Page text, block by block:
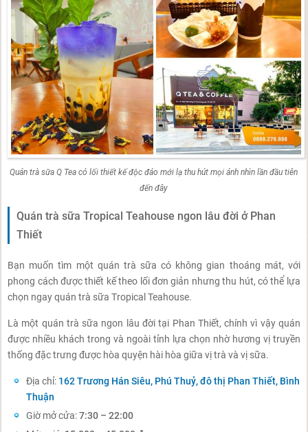
Quán trà sữa Q Tea có lối thiết kế độc đáo mới lạ thu hút mọi ánh nhìn lần đầu tiên
đến đây
Quán trà sữa Tropical Teahouse ngon lâu đời ở Phan
Thiết
Bạn muốn tìm một quán trà sữa có không gian thoáng mát, với
phong cách được thiết kế theo lối đơn giản nhưng thu hút, có thể lựa
chọn ngay quán trà sữa Tropical Teahouse.
Là một quán trà sữa ngon lâu đời tại Phan Thiết, chính vì vậy quán
được nhiều khách trong và ngoài tỉnh lựa chọn nhờ hương vị truyền
thống đặc trưng được hòa quyện hài hòa giữa vị trà và vị sữa.
Địa chỉ: 162 Trương Hán Siêu, Phú Thuỷ, đô thị Phan Thiết, Bình
Thuận
Giờ mở cửa:7:30 – 22:00